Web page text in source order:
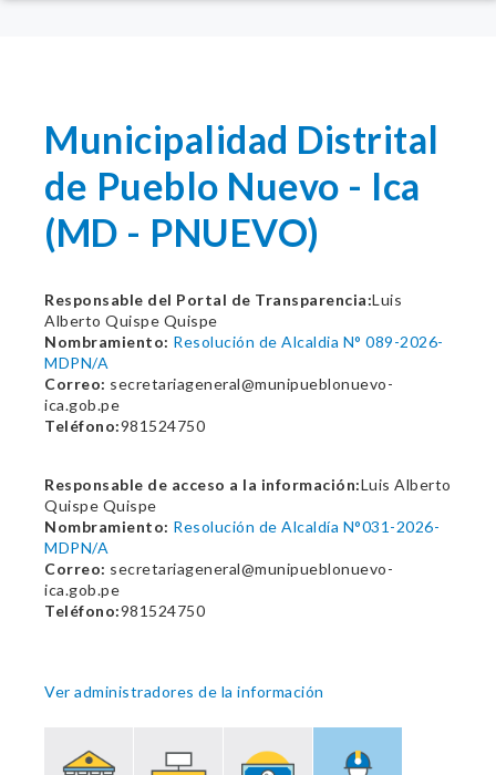
Municipalidad Distrital
de Pueblo Nuevo - Ica
(MD - PNUEVO)
Responsable del Portal de Transparencia:Luis
Alberto Quispe Quispe
Nombramiento: Resolución de Alcaldia N° 089-2026-
MDPN/A
Correo: secretariageneral@munipueblonuevo-
ica.gob.pe
Teléfono:981524750
Responsable de acceso a la información:Luis Alberto
Quispe Quispe
Nombramiento: Resolución de Alcaldía N°031-2026-
MDPN/A
Correo: secretariageneral@munipueblonuevo-
ica.gob.pe
Teléfono:981524750
Ver administradores de la información